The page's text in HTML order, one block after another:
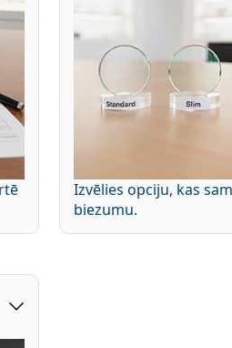
Izvēlies opciju, kas
biezumu.